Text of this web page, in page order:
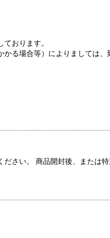
おります。
る場合等）によりましては、
さい。 商品開封後、または